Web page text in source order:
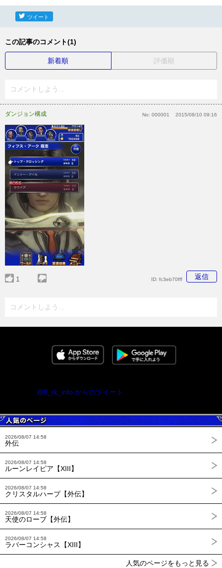
ツイート
この記事のコメント(1)
新着順 評価順
コメントしよう...
ダンジョン構成 No: 000001 2015/08/10 09:16
1 返信
ID: fc3eb70fff
コメントしよう...
@ff_rk_info からのツイート
2026/08/07 14:58
外伝
2026/08/07 14:58
ルーンレイピア【XIII】
2026/08/07 14:58
クリスタルハープ【外伝】
2026/08/07 14:58
天使のローブ【外伝】
2026/08/07 14:58
ラバーコンシャス【XIII】
人気のページをもっと見る